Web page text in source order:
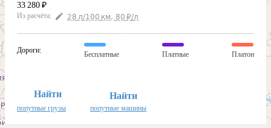
33 280 ₽
Из расчёта: 28 л/100 км, 80 ₽/л
Дороги:
Бесплатные Платные Платон
Найти
попутные грузы
Найти
попутные машины